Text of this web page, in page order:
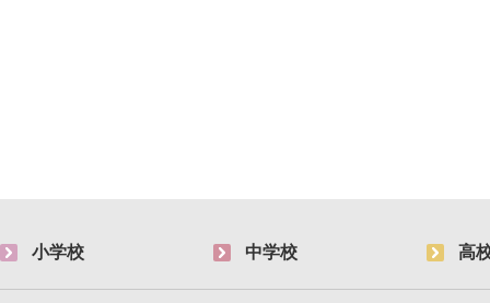
小学校 中学校 高